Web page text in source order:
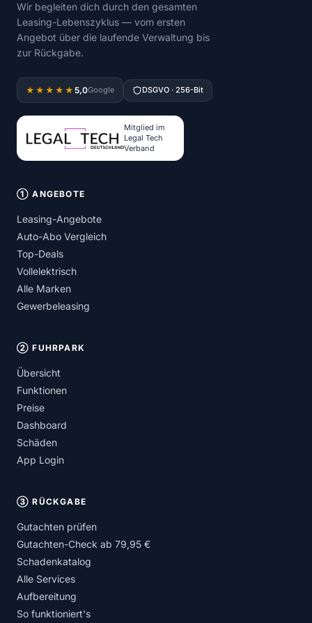
Wir begleiten dich durch den gesamten
Leasing-Lebenszyklus — vom ersten
Angebot über die laufende Verwaltung bis
zur Rückgabe.
★★★★★ 5,0Google DSGVO · 256-Bit
Mitglied im
Legal Tech
Verband
① ANGEBOTE
Leasing-Angebote
Auto-Abo Vergleich
Top-Deals
Vollelektrisch
Alle Marken
Gewerbeleasing
② FUHRPARK
Übersicht
Funktionen
Preise
Dashboard
Schäden
App Login
③ RÜCKGABE
Gutachten prüfen
Gutachten-Check ab 79,95 €
Schadenkatalog
Alle Services
Aufbereitung
So funktioniert's